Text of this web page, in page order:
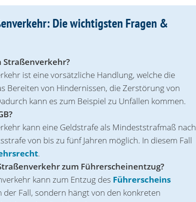
Die wichtigsten Fragen &
Straßenverkehr?
ist eine vorsätzliche Handlung, welche die
Bereiten von Hindernissen, die Zerstörung von
kann es zum Beispiel zu Unfällen kommen.
kann eine Geldstrafe als Mindeststrafmaß nach
von bis zu fünf Jahren möglich. In diesem Fall
.
zum Führerscheinentzug?
kann zum Entzug des Führerscheins
Fall, sondern hängt von den konkreten